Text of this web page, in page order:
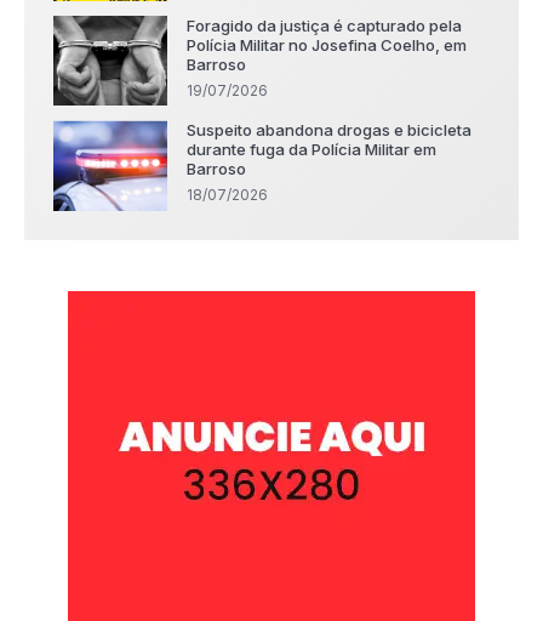
Foragido da justiça é capturado pela
Polícia Militar no Josefina Coelho, em
Barroso
19/07/2026
Suspeito abandona drogas e bicicleta
durante fuga da Polícia Militar em
Barroso
18/07/2026